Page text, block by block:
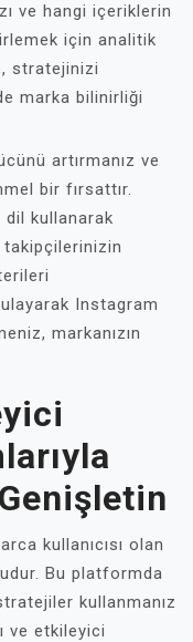
ve hangi içeriklerin
için analitik
stratejinizi
marka bilinirliği
artırmanız ve
bir fırsattır.
dil kullanarak
takipçilerinizin
Instagram
markanızın
kullanıcısı olan
Bu platformda
kullanmanız
ve etkileyici